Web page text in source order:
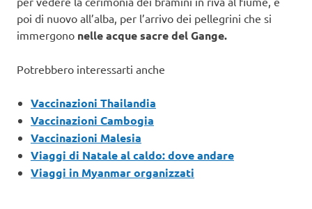
poi di nuovo all’alba, per l’arrivo dei pellegrini che si
immergono nelle acque sacre del Gange.
Potrebbero interessarti anche
Vaccinazioni Thailandia
Vaccinazioni Cambogia
Vaccinazioni Malesia
Viaggi di Natale al caldo: dove andare
Viaggi in Myanmar organizzati